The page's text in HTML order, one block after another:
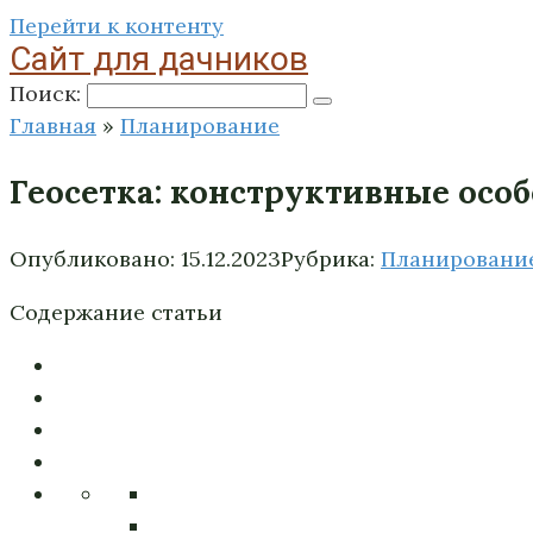
Перейти к контенту
Сайт для дачников
Поиск:
Главная » Планирование
Геосетка: конструктивные
Опубликовано: 15.12.2023Рубрика:
Содержание статьи